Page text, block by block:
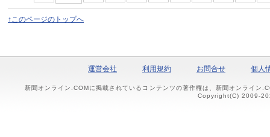
↑このページのトップへ
運営会社 利用規約 お問合せ 個人
新聞オンライン.COMに掲載されているコンテンツの著作権は、新聞オンライン
Copyright(C) 2009-